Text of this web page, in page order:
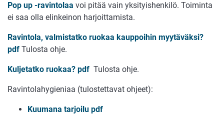
Pop up -ravintolaa voi pitää vain yksityishenkilö. Toiminta
ei saa olla elinkeinon harjoittamista.
Ravintola, valmistatko ruokaa kauppoihin myytäväksi?
pdf Tulosta ohje.
Kuljetatko ruokaa? pdf Tulosta ohje.
Ravintolahygieniaa (tulostettavat ohjeet):
Kuumana tarjoilu pdf